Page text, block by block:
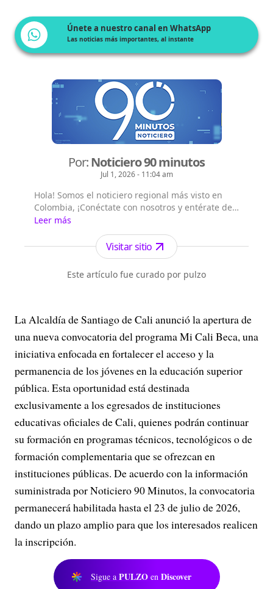
Únete a nuestro canal en WhatsApp
Las noticias más importantes, al instante
Por:Noticiero 90 minutos
Jul 1, 2026 - 11:04 am
Hola! Somos el noticiero regional más visto en
Colombia, ¡Conéctate con nosotros y entérate de
las noticias del suroccidente colombiano!,
Emisión digital en vivo a las 8 a.m. por todos
nuestros canales digitales, Emisión central a la
1:00 p.m. por el canal Telepacífico y nuestros
canales digitales.
Leer más
Visitar sitio
Este artículo fue curado por pulzo
La Alcaldía de Santiago de Cali anunció la apertura de
una nueva convocatoria del programa Mi Cali Beca, una
iniciativa enfocada en fortalecer el acceso y la
permanencia de los jóvenes en la educación superior
pública. Esta oportunidad está destinada
exclusivamente a los egresados de instituciones
educativas oficiales de Cali, quienes podrán continuar
su formación en programas técnicos, tecnológicos o de
formación complementaria que se ofrezcan en
instituciones públicas. De acuerdo con la información
suministrada por Noticiero 90 Minutos, la convocatoria
permanecerá habilitada hasta el 23 de julio de 2026,
dando un plazo amplio para que los interesados realicen
la inscripción.
Sigue a PULZO en Discover